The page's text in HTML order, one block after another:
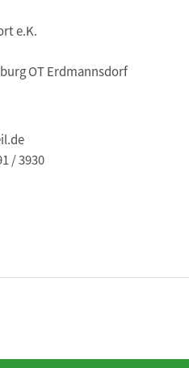
e.K.
OT Erdmannsdorf
/ 3930